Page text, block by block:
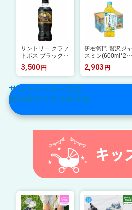
サントリー クラフ
トボス ブラック(5
00ml*24本入)【BO
SS(ボス)】[BOSS
コーヒー ペットボ
トル ブラック]
3,500 円
伊右衛門 贅沢ジャ
スミン(600ml*24
本入)【伊右衛門】
2,903 円
サントリーフーズの
全対象アイテムを見る